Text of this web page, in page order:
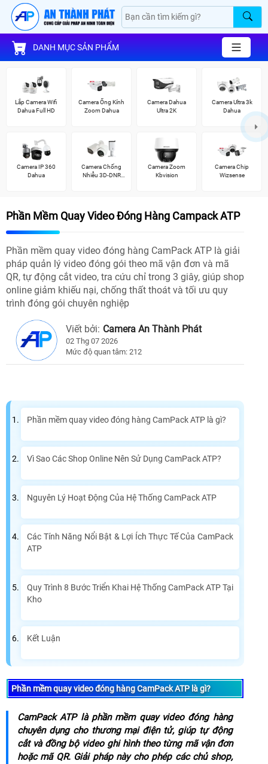
DANH MỤC SẢN PHẨM
Lắp Camera Wifi
Dahua Full HD
Camera Ống Kính
Zoom Dahua
Camera Dahua
Ultra 2K
Camera Ultra 3k
Dahua
Camera IP 360
Dahua
Camera Chống
Nhiễu 3D-DNR
Camera Zoom
Kbvision
Camera Chip
Wizsense
Phần Mềm Quay Video Đóng Hàng Campack ATP
Phần mềm quay video đóng hàng CamPack ATP là giải
pháp quản lý video đóng gói theo mã vận đơn và mã
QR, tự động cắt video, tra cứu chỉ trong 3 giây, giúp shop
online giảm khiếu nại, chống thất thoát và tối ưu quy
trình đóng gói chuyên nghiệp
Viết bởi: Camera An Thành Phát
02 Thg 07 2026
Mức độ quan tâm: 212
Phần mềm quay video đóng hàng CamPack ATP là gì?
Vì Sao Các Shop Online Nên Sử Dụng CamPack ATP?
Nguyên Lý Hoạt Động Của Hệ Thống CamPack ATP
Các Tính Năng Nổi Bật & Lợi Ích Thực Tế Của CamPack
ATP
Quy Trình 8 Bước Triển Khai Hệ Thống CamPack ATP Tại
Kho
Kết Luận
Phần mềm quay video đóng hàng CamPack ATP là gì?
CamPack ATP là phần mềm quay video đóng hàng
chuyên dụng cho thương mại điện tử, giúp tự động
cắt và đồng bộ video ghi hình theo từng mã vận đơn
hoặc mã QR. Giải pháp này cho phép các chủ shop,